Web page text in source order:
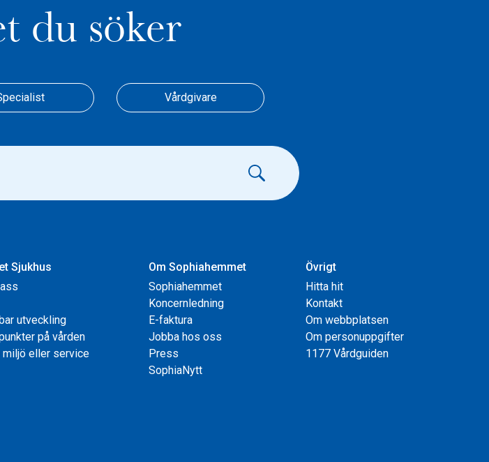
du söker
Vårdgivare
Sjukhus
utveckling
på vården
miljö eller service
Om Sophiahemmet
Sophiahemmet
Koncernledning
E-faktura
Jobba hos oss
Press
SophiaNytt
Övrigt
Hitta hit
Kontakt
Om webbplatsen
Om personuppgifter
1177 Vårdguiden